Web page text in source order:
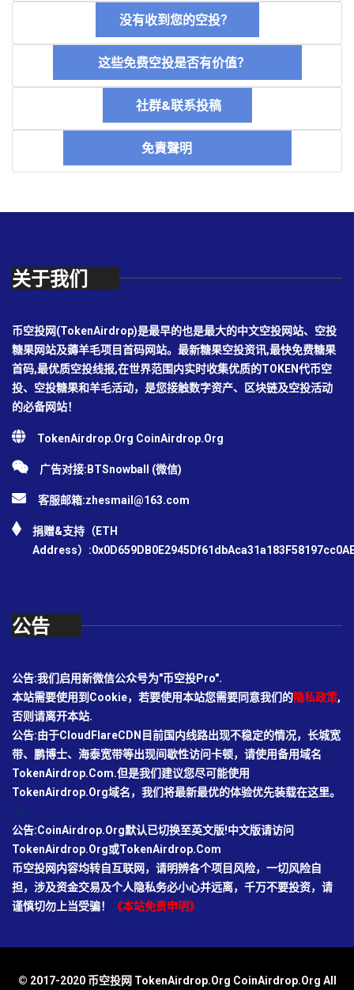
没有收到您的空投？
这些免费空投是否有价值？
社群&联系投稿
免責聲明
关于我们
币空投网(TokenAirdrop)是最早的也是最大的中文空投网站、空投
糖果网站及薅羊毛项目首码网站。最新糖果空投资讯,最快免费糖果
首码,最优质空投线报,在世界范围内实时收集优质的TOKEN代币空
投、空投糖果和羊毛活动，是您接触数字资产、区块链及空投活动
的必备网站！
TokenAirdrop.Org CoinAirdrop.Org
广告对接:BTSnowball (微信)
客服邮箱:zhesmail@163.com
捐赠&支持（ETH
Address）
公告
公告:我们启用新微信公众号为"币空投Pro".
本站需要使用到Cookie，若要使用本站您需要同意我们的隐私政策,
否则请离开本站.
公告:由于CloudFlareCDN目前国内线路出现不稳定的情况，长城宽
带、鹏博士、海泰宽带等出现间歇性访问卡顿，请使用备用域名
TokenAirdrop.Com.但是我们建议您尽可能使用
TokenAirdrop.Org域名，我们将最新最优的体验优先装载在这里。
公告:CoinAirdrop.Org默认已切换至英文版!中文版请访问
TokenAirdrop.Org或TokenAirdrop.Com
币空投网内容均转自互联网，请明辨各个项目风险，一切风险自
担，涉及资金交易及个人隐私务必小心并远离，千万不要投资，请
谨慎切勿上当受骗！
《本站免责申明》
© 2017-2020 币空投网 TokenAirdrop.Org CoinAirdrop.Org All